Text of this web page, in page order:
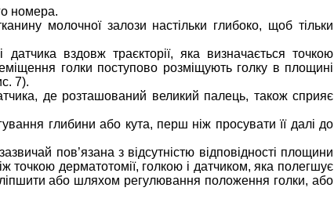
номера.
молочної залози настільки глибоко, щоб тільки
вздовж траєкторії, яка визначається точкою
голки поступово розміщують голку в площині
7).
де розташований великий палець, також сприяє
глибини або кута, перш ніж просувати її далі до
пов’язана з відсутністю відповідності площини
точкою дерматотомії, голкою і датчиком, яка полегшує
або шляхом регулювання положення голки, або